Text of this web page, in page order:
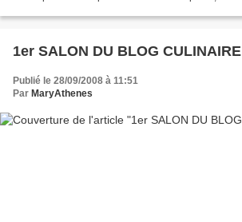
1er SALON DU BLOG CULINAIRE
Publié le 28/09/2008 à 11:51
Par MaryAthenes